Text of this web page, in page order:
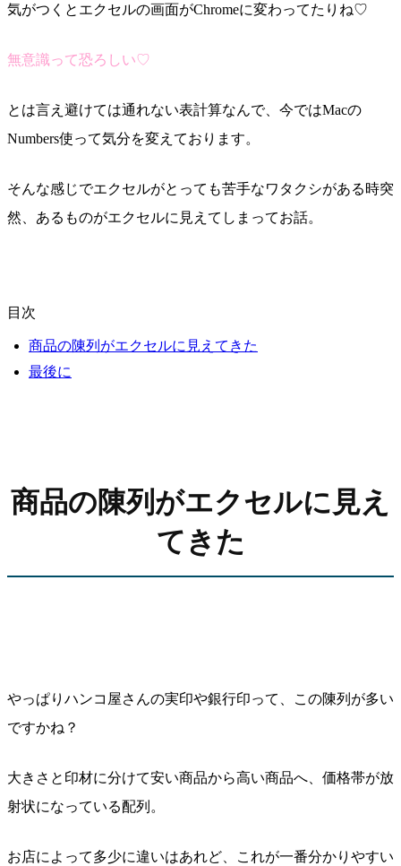
気がつくとエクセルの画面がChromeに変わってたりね♡
無意識って恐ろしい♡
とは言え避けては通れない表計算なんで、今ではMacの
Numbers使って気分を変えております。
そんな感じでエクセルがとっても苦手なワタクシがある時突
然、あるものがエクセルに見えてしまってお話。
目次
商品の陳列がエクセルに見えてきた
最後に
商品の陳列がエクセルに見え
てきた
やっぱりハンコ屋さんの実印や銀行印って、この陳列が多い
ですかね？
大きさと印材に分けて安い商品から高い商品へ、価格帯が放
射状になっている配列。
お店によって多少に違いはあれど、これが一番分かりやすい